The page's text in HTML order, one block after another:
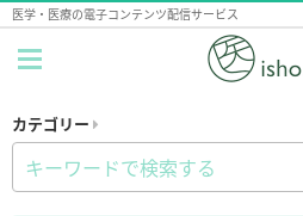
医学・医療の電子コンテンツ配信サービス
カテゴリー